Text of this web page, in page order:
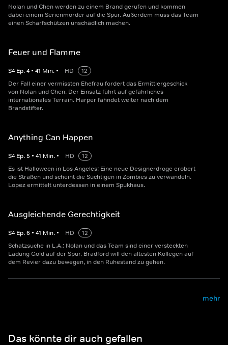
Nolan und Chen werden zu einem Brand gerufen und kommen
dabei einem Serienmörder auf die Spur. Außerdem muss das Team
einen Scharfschützen unschädlich machen.
Feuer und Flamme
S4 Ep.4 • 41 Min. • HD
12
Der Fall einer vermissten Ehefrau fordert das Ermittlergeschick
von Nolan und Chen. Der Einsatz führt auf gefährliches
internationales Terrain. Harper fahndet weiter nach dem
Brandstifter.
Anything Can Happen
S4 Ep.5 • 41 Min. • HD
12
Es ist Halloween in Los Angeles: Eine neue Designerdroge erobert
die Straßen und scheint die Süchtigen in Zombies zu verwandeln.
Lopez ermittelt unterdessen in einem Spukhaus.
Ausgleichende Gerechtigkeit
S4 Ep.6 • 41 Min. • HD
12
Schatzsuche in L.A.: Nolan und das Team sind einer versteckten
Ladung Gold auf der Spur. Bradford will den ältesten Kollegen auf
dem Revier dazu bewegen, in den Ruhestand zu gehen.
mehr
Das könnte dir auch gefallen